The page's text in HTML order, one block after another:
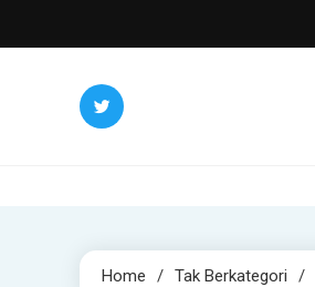
to
Home Tak Berkategori